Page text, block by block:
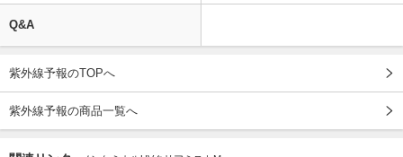
Q&A
紫外線予報のTOPへ
紫外線予報の商品一覧へ